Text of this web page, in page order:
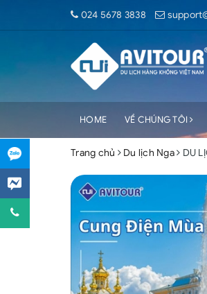
024 5678 3838
HOME VỀ CHÚNG TÔI
Trang chủ Du lịch Nga DU